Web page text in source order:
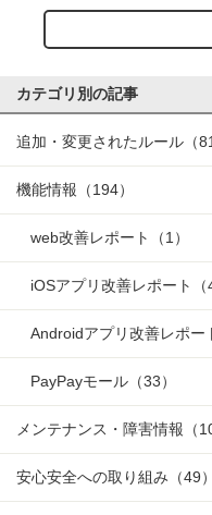
カテゴリ別の記事
追加・変更されたルール （
機能情報 （194）
web改善レポート （1）
iOSアプリ改善レポート
Androidアプリ改善レポー
PayPayモール （33）
メンテナンス・障害情報 （
安心安全への取り組み （49）